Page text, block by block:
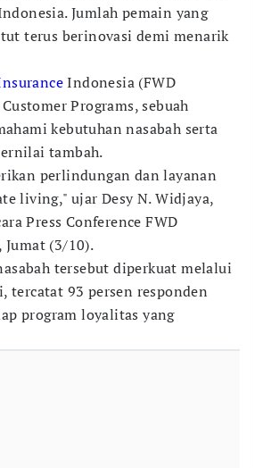
Jumlah pemain yang
terus berinovasi demi menarik
Indonesia (FWD
Programs, sebuah
kebutuhan nasabah serta
tambah.
perlindungan dan layanan
living," ujar Desy N. Widjaya,
Press Conference FWD
Jumat (3/10).
tersebut diperkuat melalui
tercatat 93 persen responden
program loyalitas yang